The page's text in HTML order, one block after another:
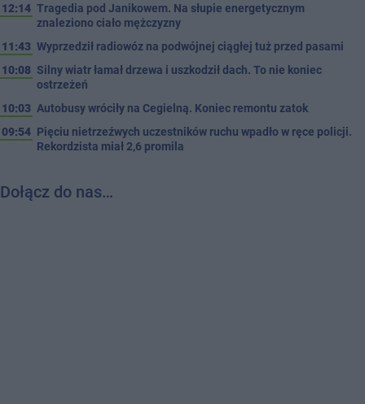
12:14 Tragedia pod Janikowem. Na słupie energetycznym
znaleziono ciało mężczyzny
11:43 Wyprzedził radiowóz na podwójnej ciągłej tuż przed pasami
10:08 Silny wiatr łamał drzewa i uszkodził dach. To nie koniec
ostrzeżeń
10:03 Autobusy wróciły na Cegielną. Koniec remontu zatok
09:54 Pięciu nietrzeźwych uczestników ruchu wpadło w ręce policji.
Rekordzista miał 2,6 promila
Dołącz do nas…